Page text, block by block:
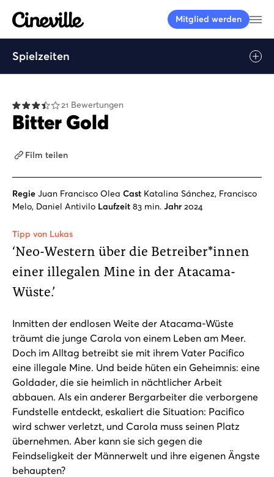
Cineville Logo
Mitglied werden
Spielzeiten
21 Bewertungen
Bitter Gold
Film teilen
Regie Juan Francisco Olea Cast Katalina Sánchez, Francisco
Melo, Daniel Antivilo Laufzeit 83 min. Jahr 2024
Tipp von Lukas
‘Neo-Western über die Betreiber*innen
einer illegalen Mine in der Atacama-
Wüste.’
Inmitten der endlosen Weite der Atacama-Wüste
träumt die junge Carola von einem Leben am Meer.
Doch im Alltag betreibt sie mit ihrem Vater Pacifico
eine illegale Mine. Und beide hüten ein Geheimnis: eine
Goldader, die sie heimlich in nächtlicher Arbeit
abbauen. Als ein anderer Bergarbeiter die verborgene
Fundstelle entdeckt, eskaliert die Situation: Pacifico
wird schwer verletzt, und Carola muss seinen Platz
übernehmen. Aber kann sie sich gegen die
Feindseligkeit der Männerwelt und ihre eigenen Ängste
behaupten?